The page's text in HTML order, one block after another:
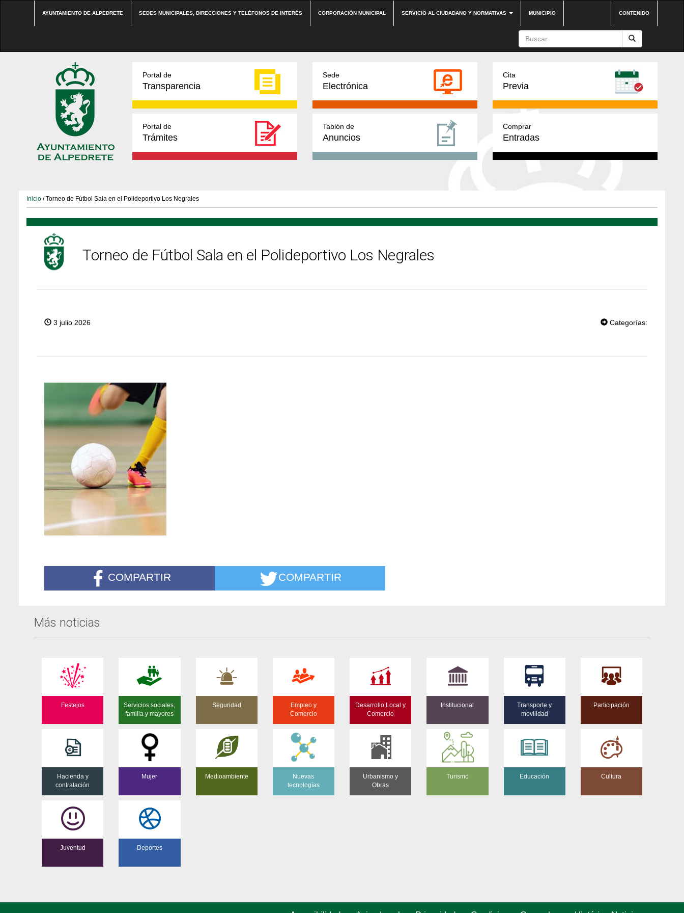
AYUNTAMIENTO DE ALPEDRETE SEDES MUNICIPALES, DIRECCIONES Y TELÉFONOS DE INTERÉS CORPORACIÓN MUNICIPAL SERVICIO AL CIUDADANO Y NORMATIVAS MUNICIPIO CONTENIDO
Portal de
Transparencia
Sede
Electrónica
Cita
Previa
Portal de
Trámites
Tablón de
Anuncios
Comprar
Entradas
Inicio / Torneo de Fútbol Sala en el Polideportivo Los Negrales
Torneo de Fútbol Sala en el Polideportivo Los Negrales
3 julio 2026 Categorías:
COMPARTIR COMPARTIR
Más noticias
Festejos
Servicios sociales,
familia y mayores
Seguridad
Empleo y
Comercio
Desarrollo Local y
Comercio
Institucional
Transporte y
movilidad
Participación
Hacienda y
contratación
Mujer Medioambiente
Nuevas
tecnologías
Urbanismo y
Obras
Turismo Educación Cultura
Juventud Deportes